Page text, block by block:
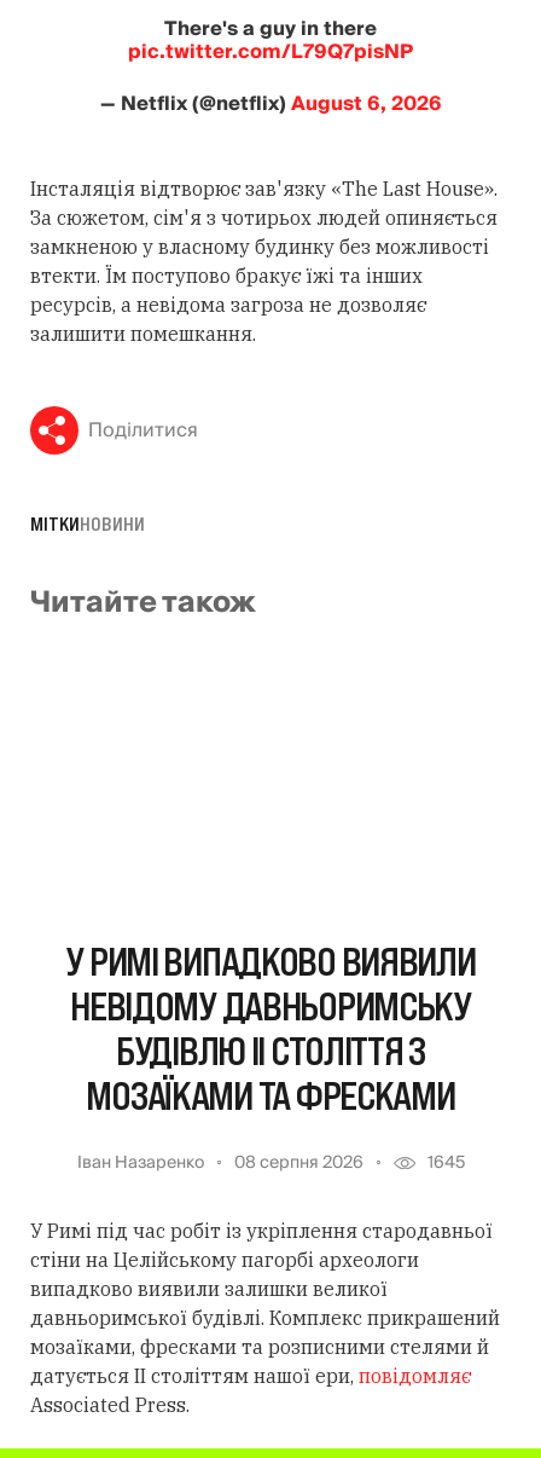
There's a guy in there
pic.twitter.com/L79Q7pisNP
— Netflix (@netflix)August 6, 2026
Інсталяція відтворює зав'язку «The Last House».
За сюжетом, сім'я з чотирьох людей опиняється
замкненою у власному будинку без можливості
втекти. Їм поступово бракує їжі та інших
ресурсів, а невідома загроза не дозволяє
залишити помешкання.
Поділитися
МІТКИНОВИНИ
Читайте також
У РИМІ ВИПАДКОВО ВИЯВИЛИ
НЕВІДОМУ ДАВНЬОРИМСЬКУ
БУДІВЛЮ II СТОЛІТТЯ З
МОЗАЇКАМИ ТА ФРЕСКАМИ
Іван Назаренко 08 серпня 2026 1645
У Римі під час робіт із укріплення стародавньої
стіни на Целійському пагорбі археологи
випадково виявили залишки великої
давньоримської будівлі. Комплекс прикрашений
мозаїками, фресками та розписними стелями й
датується II століттям нашої ери, повідомляє
Associated Press.